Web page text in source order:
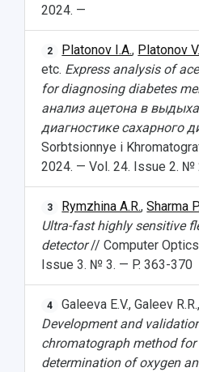
Официальные
2024. —
2 Platonov I.A., Platonov
etc. Express analysis of
for diagnosing diabetes
анализ ацетона в
диагностике сахарного
Sorbtsionnye i
2024. — Vol. 24. Issue 2. №
3 Rymzhina A.R.,Sharma
Ultra-fast highly sensitive
detector// Computer
Issue 3. № 3. — P. 363-370
4 Galeeva E.V., Galeev
Development and
chromatograph method
determination of oxygen